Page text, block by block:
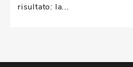
risultato: la...